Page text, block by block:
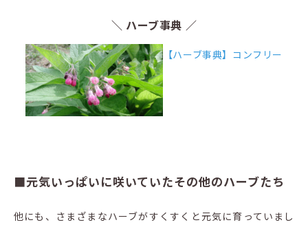
＼ ハーブ事典 ／
【ハーブ事典】コンフリー
■元気いっぱいに咲いていたその他のハーブたち
他にも、さまざまなハーブがすくすくと元気に育っていまし